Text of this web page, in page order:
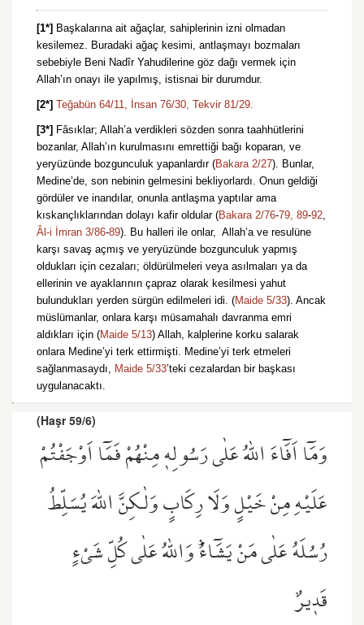
[1*] Başkalarına ait ağaçlar, sahiplerinin izni olmadan
kesilemez. Buradaki ağaç kesimi, antlaşmayı bozmaları
sebebiyle Beni Nadîr Yahudilerine göz dağı vermek için
Allah’ın onayı ile yapılmış, istisnai bir durumdur.
[2*] Teğabün 64/11, İnsan 76/30, Tekvir 81/29.
[3*] Fâsıklar; Allah’a verdikleri sözden sonra taahhütlerini
bozanlar, Allah’ın kurulmasını emrettiği bağı koparan, ve
yeryüzünde bozgunculuk yapanlardır (Bakara 2/27). Bunlar,
Medine’de, son nebinin gelmesini bekliyorlardı. Onun geldiği
gördüler ve inandılar, onunla antlaşma yaptılar ama
kıskançlıklarından dolayı kafir oldular (Bakara 2/76-79, 89-92,
Âl-i İmran 3/86-89). Bu halleri ile onlar, Allah’a ve resulüne
karşı savaş açmış ve yeryüzünde bozgunculuk yapmış
oldukları için cezaları; öldürülmeleri veya asılmaları ya da
ellerinin ve ayaklarının çapraz olarak kesilmesi yahut
bulundukları yerden sürgün edilmeleri idi. (Maide 5/33). Ancak
müslümanlar, onlara karşı müsamahalı davranma emri
aldıkları için (Maide 5/13) Allah, kalplerine korku salarak
onlara Medine’yi terk ettirmişti. Medine’yi terk etmeleri
sağlanmasaydı, Maide 5/33’teki cezalardan bir başkası
uygulanacaktı.
(Haşr 59/6)
وَمَٓا اَفَٓاءَ اللّٰهُ عَلٰى رَسُولِه۪ مِنْهُمْ فَمَٓا اَوْجَفْتُمْ
عَلَيْهِ مِنْ خَيْلٍ وَلَا رِكَابٍ وَلٰكِنَّ اللّٰهَ يُسَلِّطُ
رُسُلَهُ عَلٰى مَنْ يَشَٓاءُۜ وَاللّٰهُ عَلٰى كُلِّ شَيْءٍ
قَد۪يرٌ